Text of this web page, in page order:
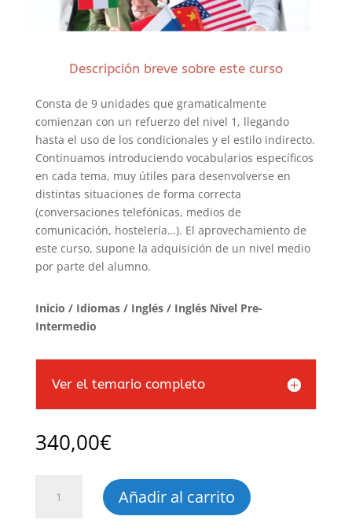
Descripción breve sobre este curso
Consta de 9 unidades que gramaticalmente
comienzan con un refuerzo del nivel 1, llegando
hasta el uso de los condicionales y el estilo indirecto.
Continuamos introduciendo vocabularios específicos
en cada tema, muy útiles para desenvolverse en
distintas situaciones de forma correcta
(conversaciones telefónicas, medios de
comunicación, hostelería…). El aprovechamiento de
este curso, supone la adquisición de un nivel medio
por parte del alumno.
Inicio / Idiomas/ Inglés/ Inglés Nivel Pre-
Intermedio
Ver el temario completo
340,00€
Nivel
Añadir al carrito